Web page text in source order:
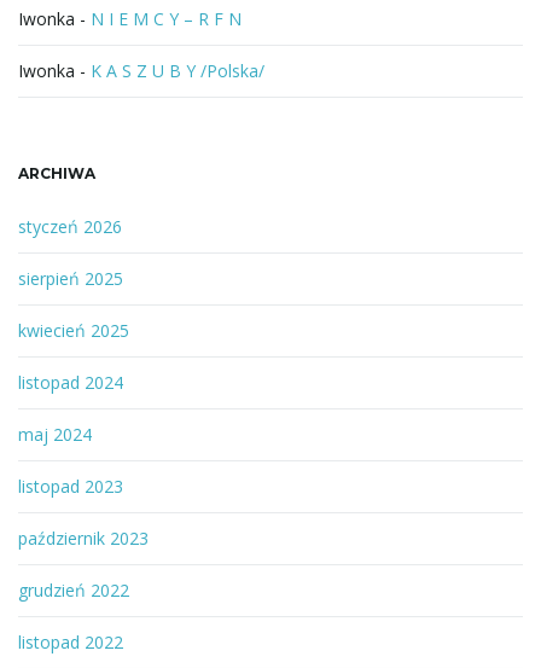
Iwonka - N I E M C Y – R F N
Iwonka - K A S Z U B Y /Polska/
ARCHIWA
styczeń 2026
sierpień 2025
kwiecień 2025
listopad 2024
maj 2024
listopad 2023
październik 2023
grudzień 2022
listopad 2022